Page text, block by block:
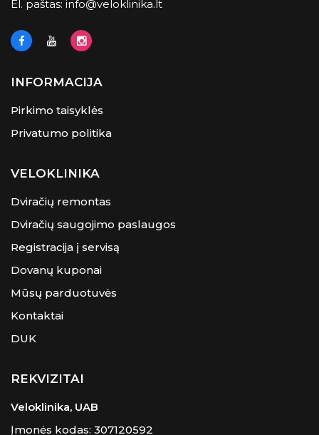
El. paštas: info@veloklinika.lt
INFORMACIJA
Pirkimo taisyklės
Privatumo politika
VELOKLINIKA
Dviračių remontas
Dviračių saugojimo paslaugos
Registracija į servisą
Dovanų kuponai
Mūsų parduotuvės
Kontaktai
DUK
REKVIZITAI
Veloklinika, UAB
Įmonės kodas: 307120592